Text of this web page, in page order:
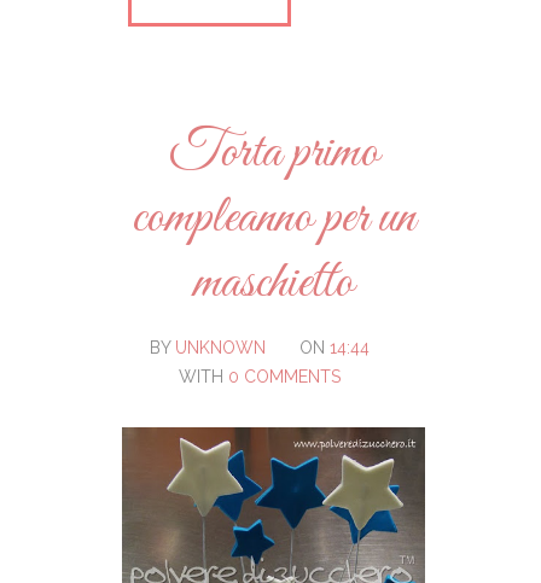
Torta primo
compleanno per un
maschietto
BY UNKNOWN ON 14:44
WITH 0 COMMENTS